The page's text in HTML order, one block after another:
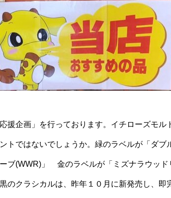
援企画」を行っております。イチローズモル
トではないでしょうか。緑のラベルが「ダブ
ブ(WWR) 」 金のラベルが「ミズナラウッド
のクラシカルは、昨年１０月に新発売し、即